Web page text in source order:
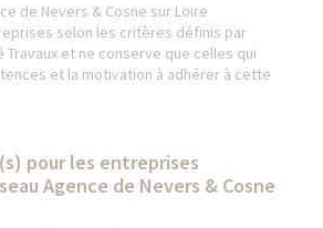
de Nevers & Cosne sur Loire
selon les critères définis par
Travaux et ne conserve que celles qui
et la motivation à adhérer à cette
pour les entreprises
Agence de Nevers & Cosne